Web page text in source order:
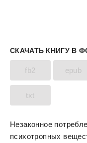
СКАЧАТЬ КНИГУ В
fb2 epub
txt
Незаконное
психотропных